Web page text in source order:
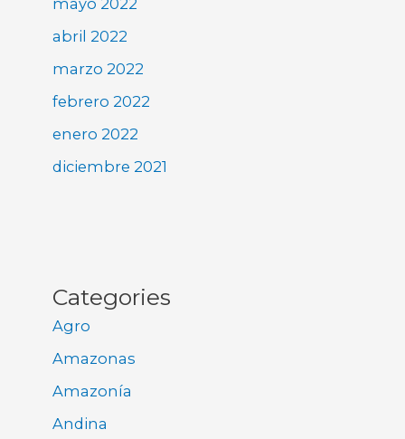
abril 2022
marzo 2022
febrero 2022
enero 2022
diciembre 2021
Categories
Agro
Amazonas
Amazonía
Andina